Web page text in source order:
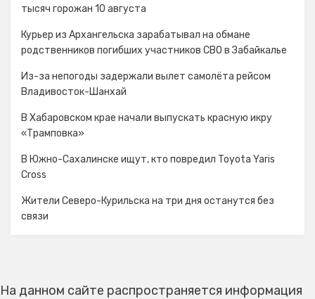
тысяч горожан 10 августа
Курьер из Архангельска зарабатывал на обмане
родственников погибших участников СВО в Забайкалье
Из-за непогоды задержали вылет самолёта рейсом
Владивосток-Шанхай
В Хабаровском крае начали выпускать красную икру
«Трамповка»
В Южно-Сахалинске ищут, кто повредил Toyota Yaris
Cross
Жители Северо-Курильска на три дня останутся без
связи
На данном сайте распространяется информация